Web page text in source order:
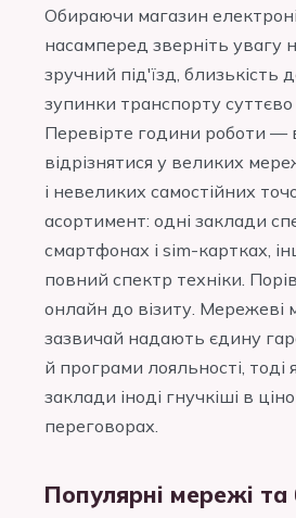
Обираючи магазин
насамперед зверніть увагу
зручний під'їзд, близькість
зупинки транспорту
Перевірте години роботи —
відрізнятися у великих
і невеликих самостійних
асортимент: одні заклади
смартфонах і sim-картках,
повний спектр техніки.
онлайн до візиту. Мережеві
зазвичай надають єдину
й програми лояльності, тоді
заклади іноді гнучкіші в
переговорах.
Популярні мережі